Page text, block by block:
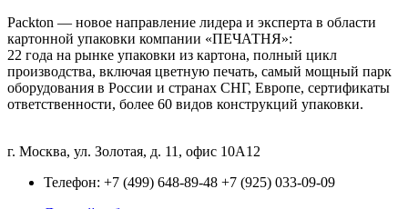
Packton — новое направление лидера и эксперта в области
картонной упаковки компании «ПЕЧАТНЯ»:
22 года на рынке упаковки из картона, полный цикл
производства, включая цветную печать, самый мощный парк
оборудования в России и странах СНГ, Европе, сертификаты
ответственности, более 60 видов конструкций упаковки.
г. Москва, ул. Золотая, д. 11, офис 10А12
Телефон: +7 (499) 648-89-48 +7 (925) 033-09-09